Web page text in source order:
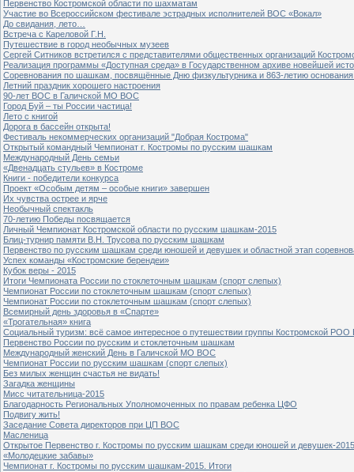
Первенство Костромской области по шахматам
Участие во Всероссийском фестивале эстрадных исполнителей ВОС «Вокал»
До свидания, лето…
Встреча с Кареловой Г.Н.
Путешествие в город необычных музеев
Сергей Ситников встретился с представителями общественных организаций
Реализация программы «Доступная среда» в Государственном архиве новейшей
Соревнования по шашкам, посвящённые Дню физкультурника и 863-летию основания
Летний праздник хорошего настроения
90-лет ВОС в Галичской МО ВОС
Город Буй – ты России частица!
Лето с книгой
Дорога в бассейн открыта!
Фестиваль некоммерческих организаций "Добрая Кострома"
Открытый командный Чемпионат г. Костромы по русским шашкам
Международный День семьи
«Двенадцать стульев» в Костроме
Книги - победители конкурса
Проект «Особым детям – особые книги» завершен
Их чувства острее и ярче
Необычный спектакль
70-летию Победы посвящается
Личный Чемпионат Костромской области по русским шашкам-2015
Блиц-турнир памяти В.Н. Трусова по русским шашкам
Первенство по русским шашкам среди юношей и девушек и областной этап
Успех команды «Костромские берендеи»
Кубок веры - 2015
Итоги Чемпионата России по стоклеточным шашкам (спорт слепых)
Чемпионат России по стоклеточным шашкам (спорт слепых)
Чемпионат России по стоклеточным шашкам (спорт слепых)
Всемирный день здоровья в «Спарте»
«Трогательная» книга
Социальный туризм: всё самое интересное о путешествии группы Костромской
Первенство России по русским и стоклеточным шашкам
Международный женский День в Галичской МО ВОС
Чемпионат России по русским шашкам (спорт слепых)
Без милых женщин счастья не видать!
Загадка женщины
Мисс читательница-2015
Благодарность Региональных Уполномоченных по правам ребенка ЦФО
Подвигу жить!
Заседание Совета директоров при ЦП ВОС
Масленица
Открытое Первенство г. Костромы по русским шашкам среди юношей и девушек-
«Молодецкие забавы»
Чемпионат г. Костромы по русским шашкам-2015. Итоги